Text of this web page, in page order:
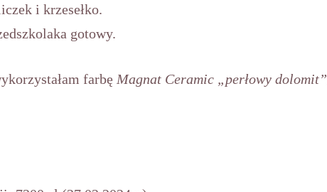
i krzesełko.
gotowy.
farbę Magnat Ceramic „perłowy dolomit”